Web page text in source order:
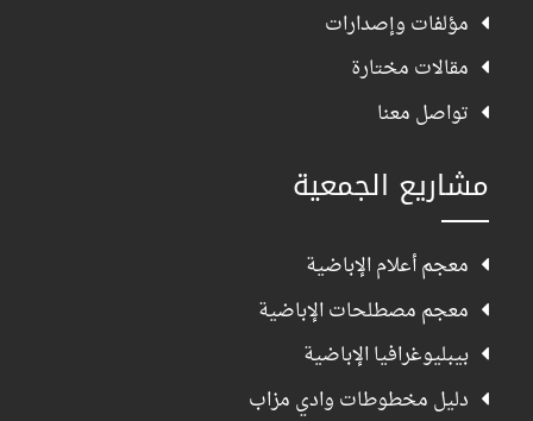
مؤلفات وإصدارات
مقالات مختارة
تواصل معنا
مشاريع الجمعية
معجم أعلام الإباضية
معجم مصطلحات الإباضية
بيبليوغرافيا الإباضية
دليل مخطوطات وادي مزاب